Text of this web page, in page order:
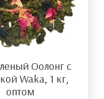
Оолонг с
Waka, 1 кг,
оптом